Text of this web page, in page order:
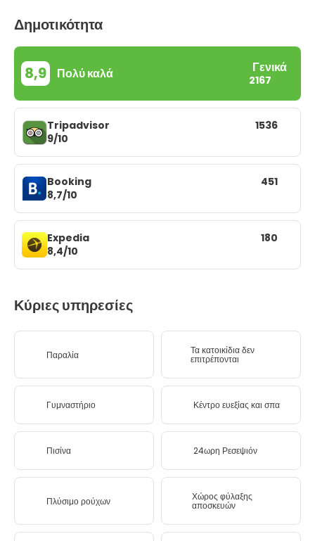
Δημοτικότητα
8,9 Πολύ καλά Γενικά
2167
Tripadvisor
9/10
1536
Booking
8,7/10
451
Expedia
8,4/10
180
Κύριες υπηρεσίες
Παραλία Τα κατοικίδια δεν
επιτρέπονται
Γυμναστήριο Κέντρο ευεξίας και σπα
Πισίνα 24ωρη Ρεσεψιόν
Πλύσιμο ρούχων Χώρος φύλαξης
αποσκευών